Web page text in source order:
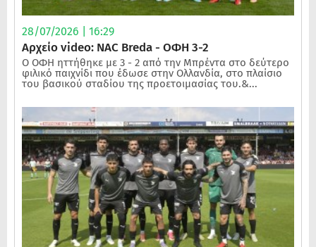
28/07/2026 | 16:29
Αρχείο video: NAC Breda - ΟΦΗ 3-2
Ο ΟΦΗ ηττήθηκε με 3 - 2 από την Μπρέντα στο δεύτερο
φιλικό παιχνίδι που έδωσε στην Ολλανδία, στο πλαίσιο
του βασικού σταδίου της προετοιμασίας του.&...